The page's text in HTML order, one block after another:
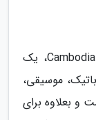
سیرک شایسته Cambodia ، Phare Ponleu Selpak، یک
موسیقی،
و بعلاوه برای